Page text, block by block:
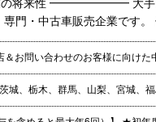
将来性 ━━━━━━━ 大手オ
門・中古車販売企業です。
＆お問い合わせのお客様に向け
、栃木、群馬、山梨、宮城、